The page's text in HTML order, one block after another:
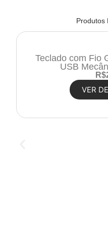
Produtos
Teclado com Fio
USB
R$
VER